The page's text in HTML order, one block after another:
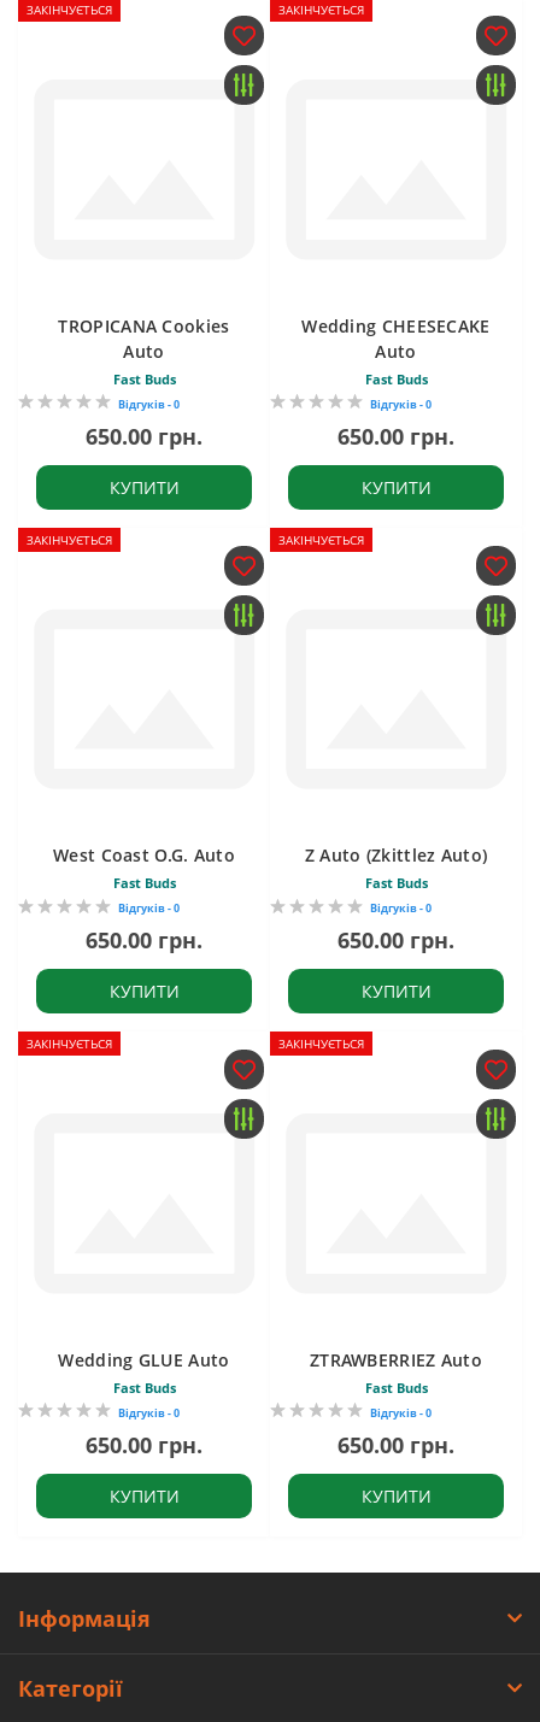
ЗАКІНЧУЄТЬСЯ
TROPICANA Cookies
Auto
Fast Buds
Відгуків - 0
650.00 грн.
КУПИТИ
ЗАКІНЧУЄТЬСЯ
Wedding CHEESECAKE
Auto
Fast Buds
Відгуків - 0
650.00 грн.
КУПИТИ
ЗАКІНЧУЄТЬСЯ
West Coast O.G. Auto
Fast Buds
Відгуків - 0
650.00 грн.
КУПИТИ
ЗАКІНЧУЄТЬСЯ
Z Auto (Zkittlez Auto)
Fast Buds
Відгуків - 0
650.00 грн.
КУПИТИ
ЗАКІНЧУЄТЬСЯ
Wedding GLUE Auto
Fast Buds
Відгуків - 0
650.00 грн.
КУПИТИ
ЗАКІНЧУЄТЬСЯ
ZTRAWBERRIEZ Auto
Fast Buds
Відгуків - 0
650.00 грн.
КУПИТИ
Інформація
Категорії